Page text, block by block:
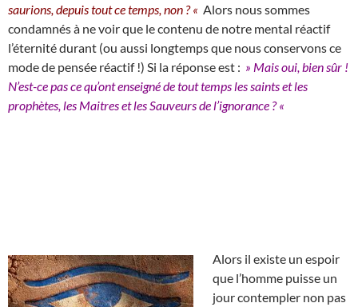
saurions, depuis tout ce temps, non ? « Alors nous sommes
condamnés à ne voir que le contenu de notre mental réactif
l’éternité durant (ou aussi longtemps que nous conservons ce
mode de pensée réactif !) Si la réponse est : » Mais oui, bien sûr !
N’est-ce pas ce qu’ont enseigné de tout temps les saints et les
prophètes, les Maitres et les Sauveurs de l’ignorance ? «
Alors il existe un espoir
que l’homme puisse un
jour contempler non pas